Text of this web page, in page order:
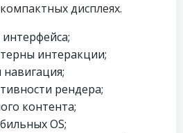
дисплеях.
интерфейса;
интеракции;
навигация;
рендера;
контента;
OS;